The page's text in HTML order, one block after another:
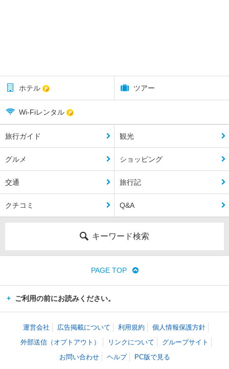
ホテル ツアー
Wi-Fiレンタル
旅行ガイド 観光
グルメ ショッピング
交通 旅行記
クチコミ Q&A
キーワード検索
PAGE TOP
ご利用の前にお読みください。
運営会社 広告掲載について 利用規約
個人情報保護方針
外部送信（オプトアウト）
リンクについて
グループサイト
お問い合わせ
ヘルプ PC版で見る